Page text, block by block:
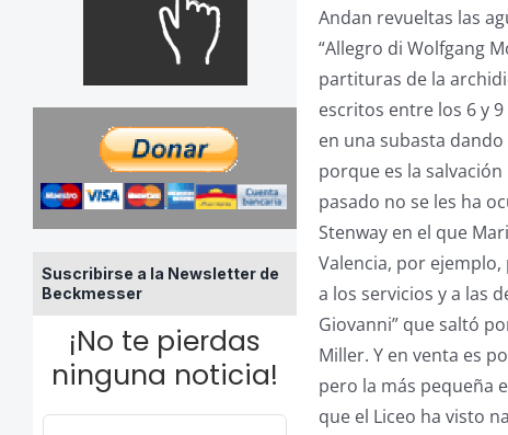
Suscribirse a la Newsletter de
Beckmesser
¡No te pierdas
ninguna noticia!
Andan revueltas las
“Allegro di Wolfgang
partituras de la
escritos entre los 6 y
en una subasta
porque es la
pasado no se les ha
Stenway en el que
Valencia, por
a los servicios y a las
Giovanni” que saltó
Miller. Y en venta es
pero la más pequeña
que el Liceo ha visto